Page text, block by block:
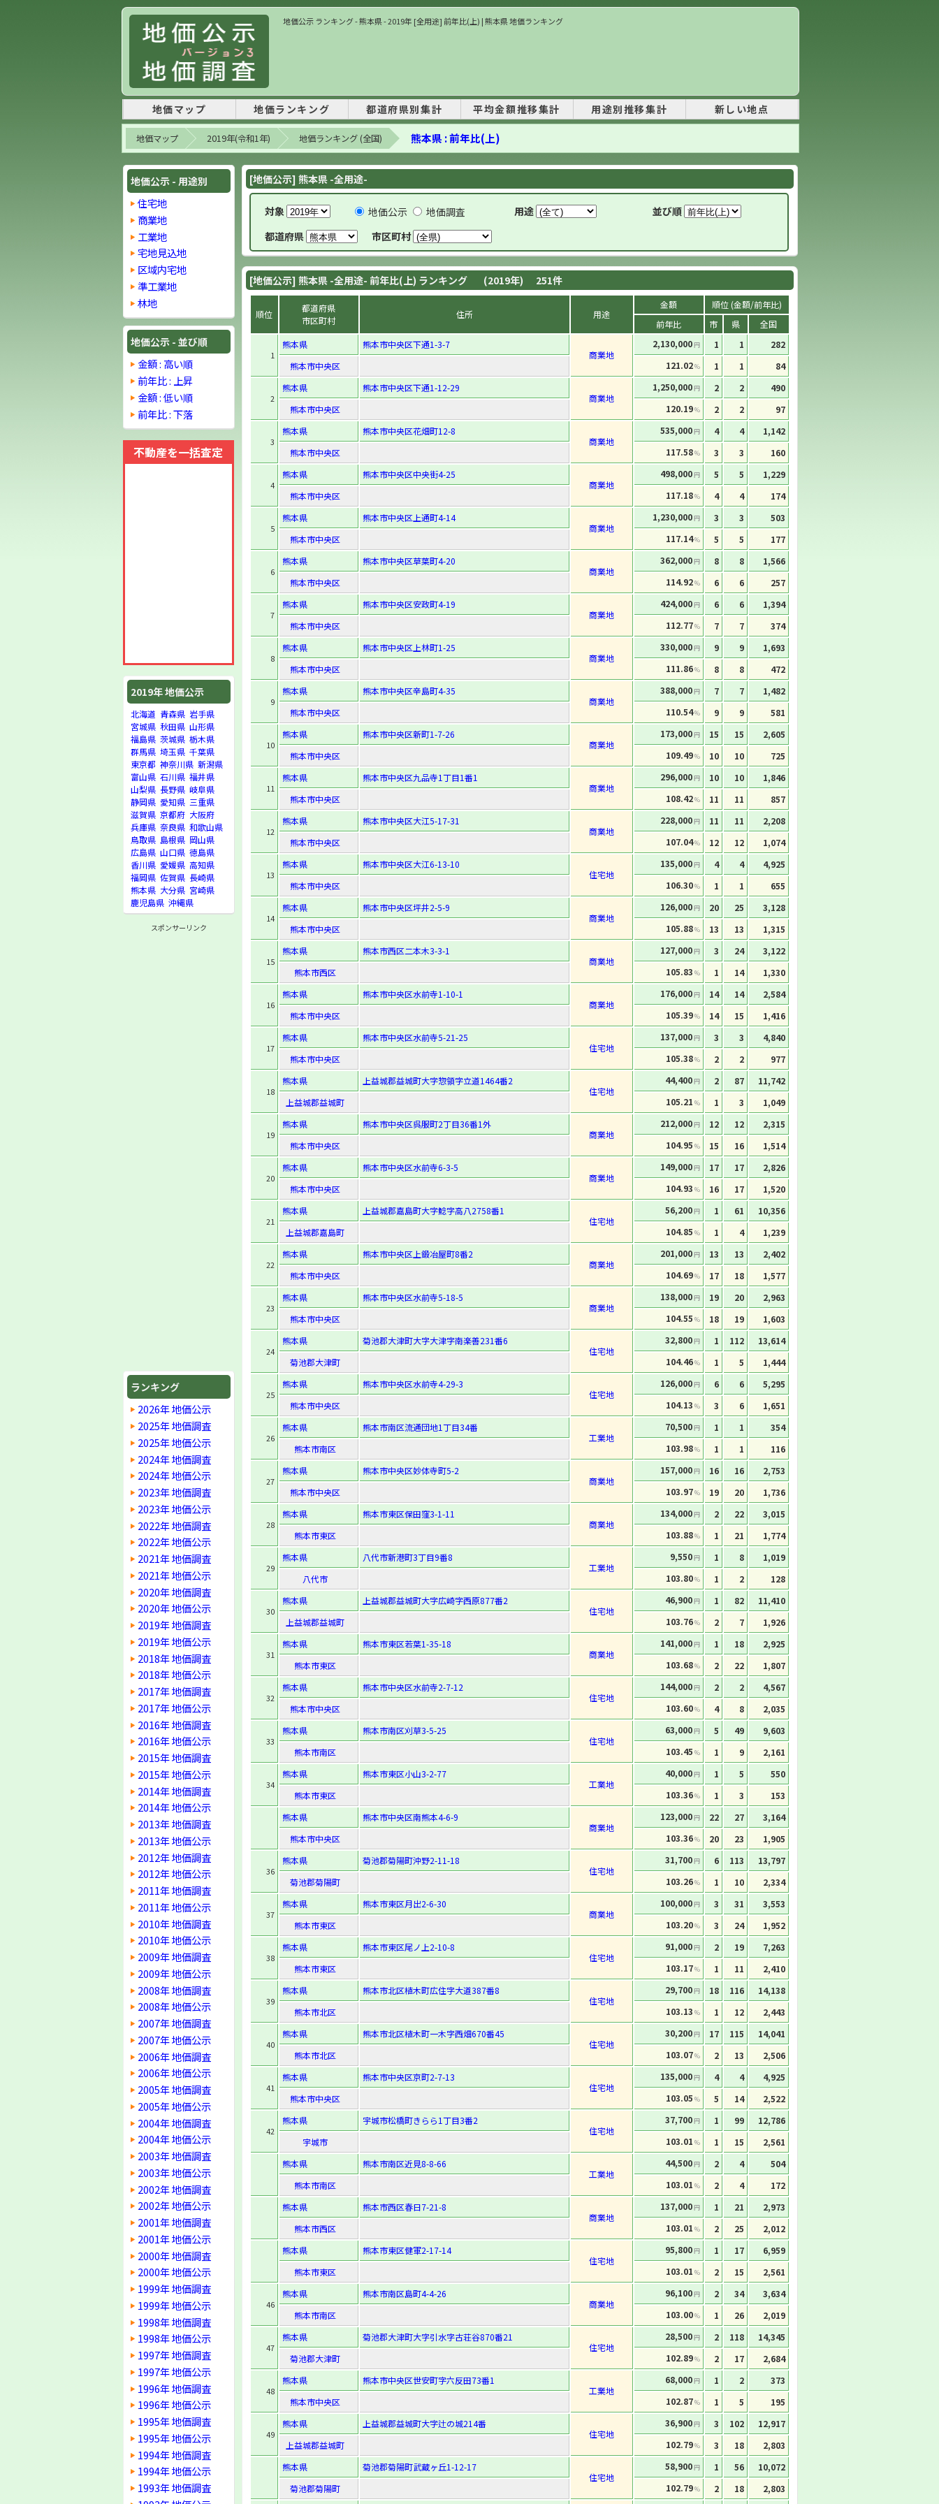
地価公示 ランキング - 熊本県 - 2019年 [全用途] 前年比(上) | 熊本県 地価ランキング
地価マップ 地価ランキング 都道府県別集計 平均金額推移集計 用途別推移集計 新しい地点
地価マップ 2019年(令和1年) 地価ランキング (全国) 熊本県 : 前年比(上)
地価公示 - 用途別
住宅地
商業地
工業地
宅地見込地
区域内宅地
準工業地
林地
地価公示 - 並び順
金額 : 高い順
前年比 : 上昇
金額 : 低い順
前年比 : 下落
不動産を一括査定
2019年 地価公示
北海道 青森県 岩手県
宮城県 秋田県 山形県
福島県 茨城県 栃木県
群馬県 埼玉県 千葉県
東京都 神奈川県 新潟県
富山県 石川県 福井県
山梨県 長野県 岐阜県
静岡県 愛知県 三重県
滋賀県 京都府 大阪府
兵庫県 奈良県 和歌山県
鳥取県 島根県 岡山県
広島県 山口県 徳島県
香川県 愛媛県 高知県
福岡県 佐賀県 長崎県
熊本県 大分県 宮崎県
鹿児島県 沖縄県
スポンサーリンク
ランキング
2026年 地価公示
2025年 地価調査
2025年 地価公示
2024年 地価調査
2024年 地価公示
2023年 地価調査
2023年 地価公示
2022年 地価調査
2022年 地価公示
2021年 地価調査
2021年 地価公示
2020年 地価調査
2020年 地価公示
2019年 地価調査
2019年 地価公示
2018年 地価調査
2018年 地価公示
2017年 地価調査
2017年 地価公示
2016年 地価調査
2016年 地価公示
2015年 地価調査
2015年 地価公示
2014年 地価調査
2014年 地価公示
2013年 地価調査
2013年 地価公示
2012年 地価調査
2012年 地価公示
2011年 地価調査
2011年 地価公示
2010年 地価調査
2010年 地価公示
2009年 地価調査
2009年 地価公示
2008年 地価調査
2008年 地価公示
2007年 地価調査
2007年 地価公示
2006年 地価調査
2006年 地価公示
2005年 地価調査
2005年 地価公示
2004年 地価調査
2004年 地価公示
2003年 地価調査
2003年 地価公示
2002年 地価調査
2002年 地価公示
2001年 地価調査
2001年 地価公示
2000年 地価調査
2000年 地価公示
1999年 地価調査
1999年 地価公示
1998年 地価調査
1998年 地価公示
1997年 地価調査
1997年 地価公示
1996年 地価調査
1996年 地価公示
1995年 地価調査
1995年 地価公示
1994年 地価調査
1994年 地価公示
1993年 地価調査
[地価公示] 熊本県 -全用途-
対象 地価公示 地価調査 用途
並び順
都道府県
市区町村
[地価公示] 熊本県 -全用途- 前年比(上) ランキング (2019年) 251件
順位
都道府県
市区町村
住所 用途
金額
順位 (金額/前年比)
前年比
市 県 全国
1
熊本県
熊本市中央区下通1-3-7
商業地
2,130,000円 1 1
282
熊本市中央区
121.02% 1 1 84
2
熊本県
熊本市中央区下通1-12-29
商業地
1,250,000円 2 2
490
熊本市中央区
120.19% 2 2 97
3
熊本県
熊本市中央区花畑町12-8
商業地
535,000円 4 4
1,142
熊本市中央区
117.58% 3 3 160
4
熊本県
熊本市中央区中央街4-25
商業地
498,000円 5 5
1,229
熊本市中央区
117.18% 4 4 174
5
熊本県
熊本市中央区上通町4-14
商業地
1,230,000円 3 3
503
熊本市中央区
117.14% 5 5 177
6
熊本県
熊本市中央区草葉町4-20
商業地
362,000円 8 8
1,566
熊本市中央区
114.92% 6 6 257
7
熊本県
熊本市中央区安政町4-19
商業地
424,000円 6 6
1,394
熊本市中央区
112.77% 7 7 374
8
熊本県
熊本市中央区上林町1-25
商業地
330,000円 9 9
1,693
熊本市中央区
111.86% 8 8 472
9
熊本県
熊本市中央区辛島町4-35
商業地
388,000円 7 7
1,482
熊本市中央区
110.54% 9 9 581
10
熊本県
熊本市中央区新町1-7-26
商業地
173,000円 15 15
2,605
熊本市中央区
109.49% 10 10 725
11
熊本県
熊本市中央区九品寺1丁目1番1
商業地
296,000円 10 10
1,846
熊本市中央区
108.42% 11 11 857
12
熊本県
熊本市中央区大江5-17-31
商業地
228,000円 11 11
2,208
熊本市中央区
107.04% 12 12 1,074
13
熊本県
熊本市中央区大江6-13-10
住宅地
135,000円 4 4
4,925
熊本市中央区
106.30% 1 1 655
14
熊本県
熊本市中央区坪井2-5-9
商業地
126,000円 20 25
3,128
熊本市中央区
105.88% 13 13 1,315
15
熊本県
熊本市西区二本木3-3-1
商業地
127,000円 3 24
3,122
熊本市西区
105.83 % 1 14 1,330
16
熊本県
熊本市中央区水前寺1-10-1
商業地
176,000円 14 14
2,584
熊本市中央区
105.39% 14 15 1,416
17
熊本県
熊本市中央区水前寺5-21-25
住宅地
137,000円 3 3
4,840
熊本市中央区
105.38% 2 2 977
18
熊本県
上益城郡益城町大字惣領字立道1464番2
住宅地
44,400円 2 87
11,742
上益城郡益城町
105.21 % 1 3 1,049
19
熊本県
熊本市中央区呉服町2丁目36番1外
商業地
212,000円 12 12
2,315
熊本市中央区
104.95 % 15 16 1,514
20
熊本県
熊本市中央区水前寺6-3-5
商業地
149,000円 17 17
2,826
熊本市中央区
104.93 % 16 17 1,520
21
熊本県
上益城郡嘉島町大字鯰字高八2758番1
住宅地
56,200円 1 61
10,356
上益城郡嘉島町
104.85 % 1 4 1,239
22
熊本県
熊本市中央区上鍛冶屋町8番2
商業地
201,000円 13 13
2,402
熊本市中央区
104.69% 17 18 1,577
23
熊本県
熊本市中央区水前寺5-18-5
商業地
138,000円 19 20
2,963
熊本市中央区
104.55 % 18 19 1,603
24
熊本県
菊池郡大津町大字大津字南楽善231番6
住宅地
32,800円 1 112
13,614
菊池郡大津町
104.46% 1 5 1,444
25
熊本県
熊本市中央区水前寺4-29-3
住宅地
126,000円 6 6
5,295
熊本市中央区
104.13 % 3 6 1,651
26
熊本県
熊本市南区流通団地1丁目34番
工業地
70,500円 1 1
354
熊本市南区
103.98% 1 1 116
27
熊本県
熊本市中央区妙体寺町5-2
商業地
157,000円 16 16
2,753
熊本市中央区
103.97% 19 20 1,736
28
熊本県
熊本市東区保田窪3-1-11
商業地
134,000円 2 22
3,015
熊本市東区
103.88% 1 21 1,774
29
熊本県
八代市新港町3丁目9番8
工業地
9,550円 1 8
1,019
八代市
103.80% 1 2 128
30
熊本県
上益城郡益城町大字広崎字西原877番2
住宅地
46,900円 1 82
11,410
上益城郡益城町
103.76% 2 7 1,926
31
熊本県
熊本市東区若葉1-35-18
商業地
141,000円 1 18
2,925
熊本市東区
103.68% 2 22 1,807
32
熊本県
熊本市中央区水前寺2-7-12
住宅地
144,000円 2 2
4,567
熊本市中央区
103.60% 4 8 2,035
33
熊本県
熊本市南区刈草3-5-25
住宅地
63,000円 5 49
9,603
熊本市南区
103.45 % 1 9 2,161
34
熊本県
熊本市東区小山3-2-77
工業地
40,000円 1 5
550
熊本市東区
103.36% 1 3
153
熊本県
熊本市中央区南熊本4-6-9
商業地
123,000円 22 27
3,164
熊本市中央区
103.36% 20 23 1,905
36
熊本県
菊池郡菊陽町沖野2-11-18
住宅地
31,700円 6 113
13,797
菊池郡菊陽町
103.26% 1 10 2,334
37
熊本県
熊本市東区月出2-6-30
商業地
100,000円 3 31
3,553
熊本市東区
103.20% 3 24 1,952
38
熊本県
熊本市東区尾ノ上2-10-8
住宅地
91,000円 2 19
7,263
熊本市東区
103.17% 1 11 2,410
39
熊本県
熊本市北区植木町広住字大道387番8
住宅地
29,700円 18 116
14,138
熊本市北区
103.13 % 1 12 2,443
40
熊本県
熊本市北区植木町一木字西畑670番45
住宅地
30,200円 17 115
14,041
熊本市北区
103.07% 2 13 2,506
41
熊本県
熊本市中央区京町2-7-13
住宅地
135,000円 4 4
4,925
熊本市中央区
103.05 % 5 14 2,522
42
熊本県
宇城市松橋町きらら1丁目3番2
住宅地
37,700円 1 99
12,786
宇城市
103.01 % 1 15
2,561
熊本県
熊本市南区近見8-8-66
工業地
44,500円 2 4
504
熊本市南区
103.01 % 2 4
172
熊本県
熊本市西区春日7-21-8
商業地
137,000円 1 21
2,973
熊本市西区
103.01 % 2 25
2,012
熊本県
熊本市東区健軍2-17-14
住宅地
95,800円 1 17
6,959
熊本市東区
103.01 % 2 15 2,561
46
熊本県
熊本市南区島町4-4-26
商業地
96,100円 2 34
3,634
熊本市南区
103.00% 1 26 2,019
47
熊本県
菊池郡大津町大字引水字古荘谷870番21
住宅地
28,500円 2 118
14,345
菊池郡大津町
102.89% 2 17 2,684
48
熊本県
熊本市中央区世安町字六反田73番1
工業地
68,000円 1 2
373
熊本市中央区
102.87% 1 5 195
49
熊本県
上益城郡益城町大字辻の城214番
住宅地
36,900円 3 102
12,917
上益城郡益城町
102.79% 3 18
2,803
熊本県
菊池郡菊陽町武蔵ヶ丘1-12-17
住宅地
58,900円 1 56
10,072
菊池郡菊陽町
102.79% 2 18
2,803